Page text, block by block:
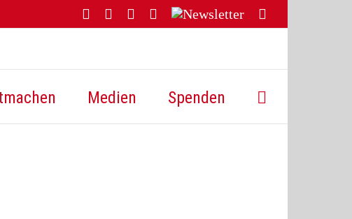
FacebookYouTubeInstagram
Threads
Newsletter
Mail
Medien Spenden